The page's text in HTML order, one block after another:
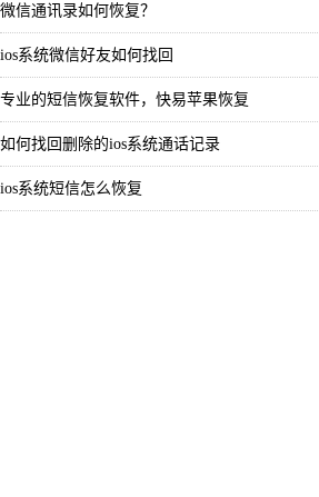
微信通讯录如何恢复？
ios系统微信好友如何找回
专业的短信恢复软件，快易苹果恢复
如何找回删除的ios系统通话记录
ios系统短信怎么恢复